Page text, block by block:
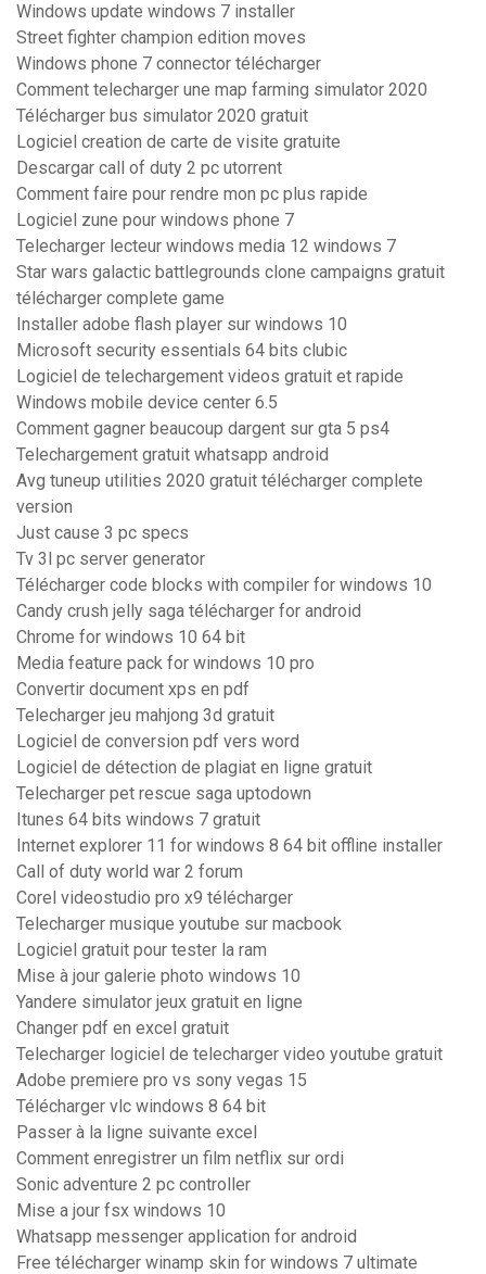
Windows update windows 7 installer
Street fighter champion edition moves
Windows phone 7 connector télécharger
Comment telecharger une map farming simulator 2020
Télécharger bus simulator 2020 gratuit
Logiciel creation de carte de visite gratuite
Descargar call of duty 2 pc utorrent
Comment faire pour rendre mon pc plus rapide
Logiciel zune pour windows phone 7
Telecharger lecteur windows media 12 windows 7
Star wars galactic battlegrounds clone campaigns gratuit
télécharger complete game
Installer adobe flash player sur windows 10
Microsoft security essentials 64 bits clubic
Logiciel de telechargement videos gratuit et rapide
Windows mobile device center 6.5
Comment gagner beaucoup dargent sur gta 5 ps4
Telechargement gratuit whatsapp android
Avg tuneup utilities 2020 gratuit télécharger complete
version
Just cause 3 pc specs
Tv 3l pc server generator
Télécharger code blocks with compiler for windows 10
Candy crush jelly saga télécharger for android
Chrome for windows 10 64 bit
Media feature pack for windows 10 pro
Convertir document xps en pdf
Telecharger jeu mahjong 3d gratuit
Logiciel de conversion pdf vers word
Logiciel de détection de plagiat en ligne gratuit
Telecharger pet rescue saga uptodown
Itunes 64 bits windows 7 gratuit
Internet explorer 11 for windows 8 64 bit offline installer
Call of duty world war 2 forum
Corel videostudio pro x9 télécharger
Telecharger musique youtube sur macbook
Logiciel gratuit pour tester la ram
Mise à jour galerie photo windows 10
Yandere simulator jeux gratuit en ligne
Changer pdf en excel gratuit
Telecharger logiciel de telecharger video youtube gratuit
Adobe premiere pro vs sony vegas 15
Télécharger vlc windows 8 64 bit
Passer à la ligne suivante excel
Comment enregistrer un film netflix sur ordi
Sonic adventure 2 pc controller
Mise a jour fsx windows 10
Whatsapp messenger application for android
Free télécharger winamp skin for windows 7 ultimate